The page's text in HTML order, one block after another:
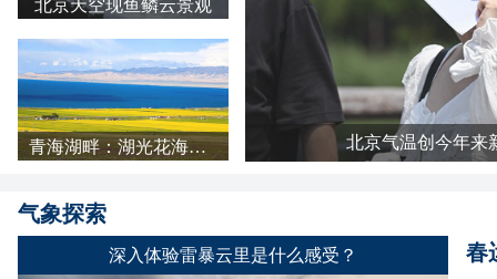
北京天空现鱼鳞云景观
青海湖畔：湖光花海长云 天地铺成明亮画卷 北京气温创今年来
气象探索
深入体验雷暴云里是什么感受？ 春